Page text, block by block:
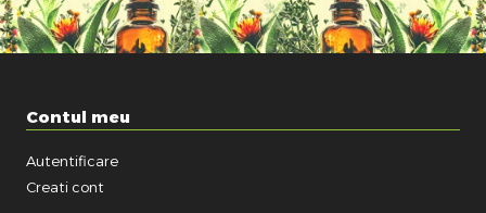
Contul meu
Autentificare
Creati cont